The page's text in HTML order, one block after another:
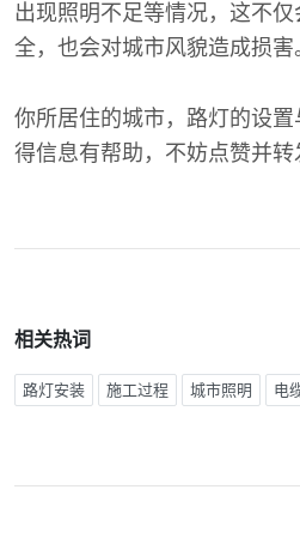
出现照明不足等情况，这不
全，也会对城市风貌造成损害
你所居住的城市，路灯的设
得信息有帮助，不妨点赞并转
相关热词
路灯安装 施工过程 城市照明 电